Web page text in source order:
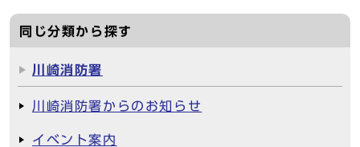
同じ分類から探す
川崎消防署
川崎消防署からのお知らせ
イベント案内